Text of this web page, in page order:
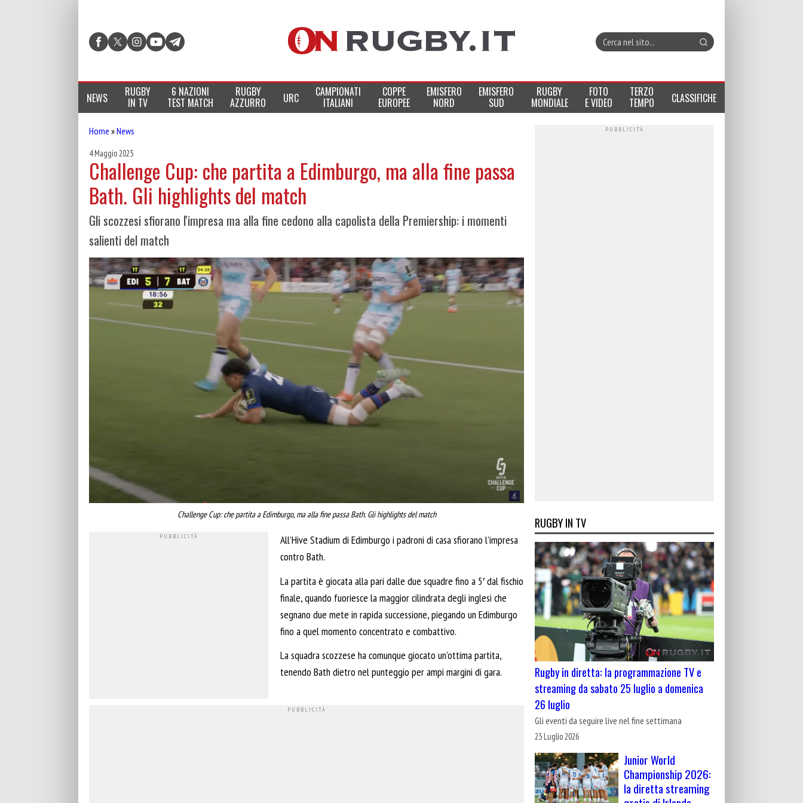
NEWS RUGBY
IN TV
6 NAZIONI
TEST MATCH
RUGBY
AZZURRO URC CAMPIONATI
ITALIANI
COPPE
EUROPEE
EMISFERO
NORD
EMISFERO
SUD
RUGBY
MONDIALE
FOTO
E VIDEO
TERZO
TEMPO CLASSIFICHE
Home »News
4 Maggio 2025
Challenge Cup: che partita a Edimburgo, ma alla fine passa
Bath. Gli highlights del match
Gli scozzesi sfiorano l'impresa ma alla fine cedono alla capolista della Premiership: i momenti
salienti del match
Challenge Cup: che partita a Edimburgo, ma alla fine passa Bath. Gli highlights del match
All’Hive Stadium di Edimburgo i padroni di casa sfiorano l’impresa
contro Bath.
La partita è giocata alla pari dalle due squadre fino a 5′ dal fischio
finale, quando fuoriesce la maggior cilindrata degli inglesi che
segnano due mete in rapida successione, piegando un Edimburgo
fino a quel momento concentrato e combattivo.
La squadra scozzese ha comunque giocato un’ottima partita,
tenendo Bath dietro nel punteggio per ampi margini di gara.
RUGBY IN TV
Rugby in diretta: la programmazione TV e
streaming da sabato 25 luglio a domenica
26 luglio
Gli eventi da seguire live nel fine settimana
23 Luglio 2026
Junior World
Championship 2026:
la diretta streaming